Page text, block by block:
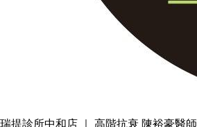
瑞提診所中和店 ｜ 高階抗衰 陳裕豪醫師